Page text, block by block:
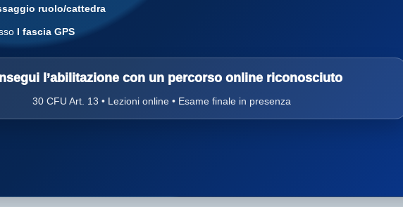
ruolo/cattedra
I fascia GPS
l’abilitazione con un percorso online riconosciuto
30 CFU Art. 13 • Lezioni online • Esame finale in presenza